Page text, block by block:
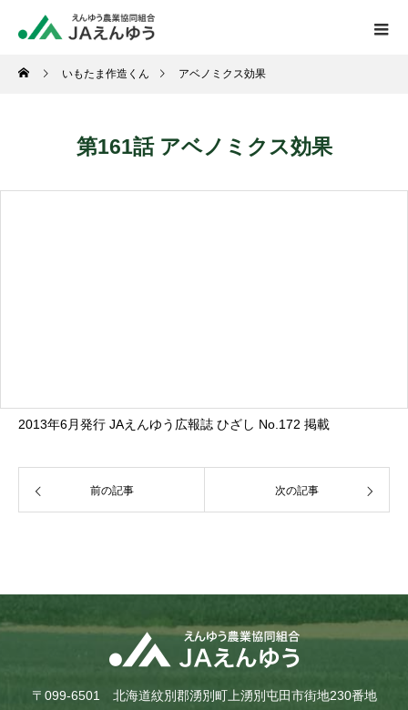
いもたま作造くん アベノミクス効果
第161話 アベノミクス効果
2013年6月発行 JAえんゆう広報誌 ひざし No.172 掲載
前の記事 次の記事
〒099-6501 北海道紋別郡湧別町上湧別屯田市街地230番地